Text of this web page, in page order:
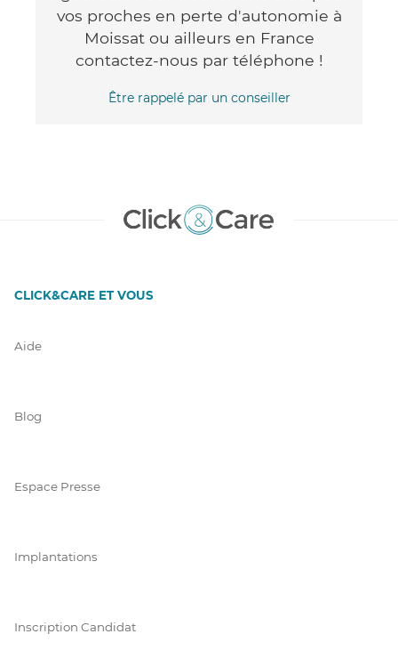
vos proches en perte d'autonomie à
Moissat ou ailleurs en France
contactez-nous par téléphone !
Être rappelé par un conseiller
CLICK&CARE ET VOUS
Aide
Blog
Espace Presse
Implantations
Inscription Candidat